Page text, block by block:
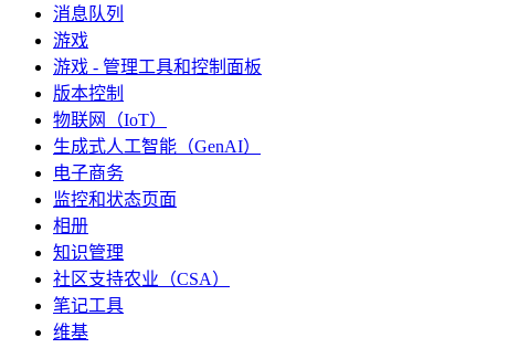
消息队列
游戏
游戏 - 管理工具和控制面板
版本控制
物联网（IoT）
生成式人工智能（GenAI）
电子商务
监控和状态页面
相册
知识管理
社区支持农业（CSA）
笔记工具
维基